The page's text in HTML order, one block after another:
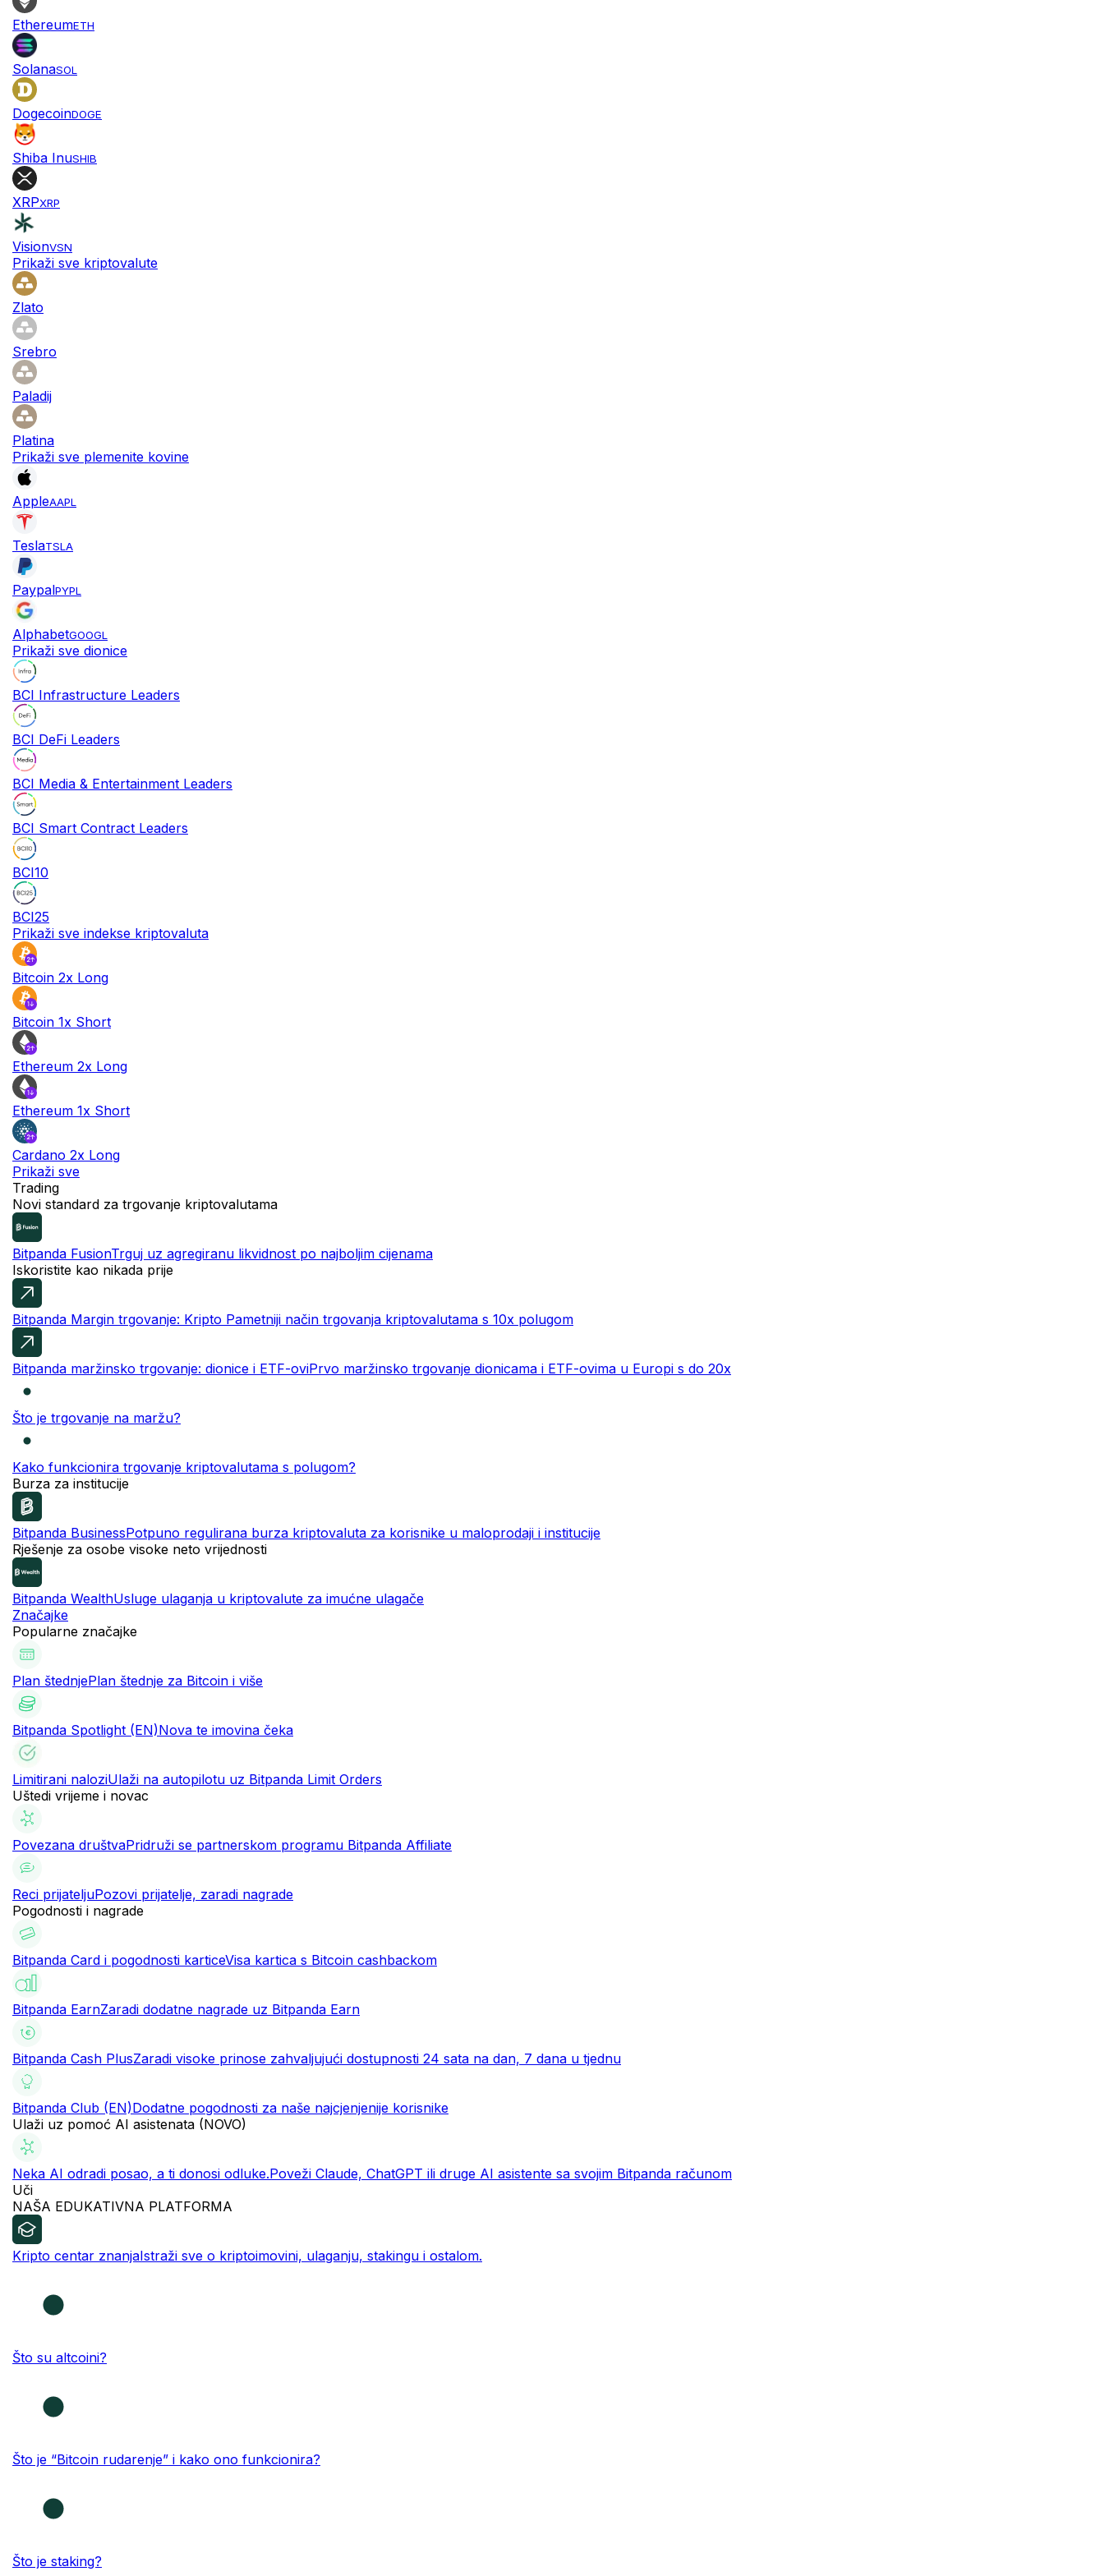
EthereumETH
SolanaSOL
DogecoinDOGE
Shiba InuSHIB
XRPXRP
VisionVSN
Prikaži sve kriptovalute
Zlato
Srebro
Paladij
Platina
Prikaži sve plemenite kovine
AppleAAPL
TeslaTSLA
PaypalPYPL
AlphabetGOOGL
Prikaži sve dionice
BCI Infrastructure Leaders
BCI DeFi Leaders
BCI Media & Entertainment Leaders
BCI Smart Contract Leaders
BCI10
BCI25
Prikaži sve indekse kriptovaluta
Bitcoin 2x Long
Bitcoin 1x Short
Ethereum 2x Long
Ethereum 1x Short
Cardano 2x Long
Prikaži sve
Trading
Novi standard za trgovanje kriptovalutama
Bitpanda FusionTrguj uz agregiranu likvidnost po najboljim cijenama
Iskoristite kao nikada prije
Bitpanda Margin trgovanje: Kripto Pametniji način trgovanja kriptovalutama s 10x polugom
Bitpanda maržinsko trgovanje: dionice i ETF-oviPrvo maržinsko trgovanje dionicama i ETF-ovima u Europi s do 20x
Što je trgovanje na maržu?
Kako funkcionira trgovanje kriptovalutama s polugom?
Burza za institucije
Bitpanda BusinessPotpuno regulirana burza kriptovaluta za korisnike u maloprodaji i institucije
Rješenje za osobe visoke neto vrijednosti
Bitpanda WealthUsluge ulaganja u kriptovalute za imućne ulagače
Značajke
Popularne značajke
Plan štednjePlan štednje za Bitcoin i više
Bitpanda Spotlight (EN)Nova te imovina čeka
Limitirani naloziUlaži na autopilotu uz Bitpanda Limit Orders
Uštedi vrijeme i novac
Povezana društvaPridruži se partnerskom programu Bitpanda Affiliate
Reci prijateljuPozovi prijatelje, zaradi nagrade
Pogodnosti i nagrade
Bitpanda Card i pogodnosti karticeVisa kartica s Bitcoin cashbackom
Bitpanda EarnZaradi dodatne nagrade uz Bitpanda Earn
Bitpanda Cash PlusZaradi visoke prinose zahvaljujući dostupnosti 24 sata na dan, 7 dana u tjednu
Bitpanda Club (EN)Dodatne pogodnosti za naše najcjenjenije korisnike
Ulaži uz pomoć AI asistenata (NOVO)
Neka AI odradi posao, a ti donosi odluke.Poveži Claude, ChatGPT ili druge AI asistente sa svojim Bitpanda računom
Uči
NAŠA EDUKATIVNA PLATFORMA
Kripto centar znanjaIstraži sve o kriptoimovini, ulaganju, stakingu i ostalom.
Što su altcoini?
Što je “Bitcoin rudarenje” i kako ono funkcionira?
Što je staking?